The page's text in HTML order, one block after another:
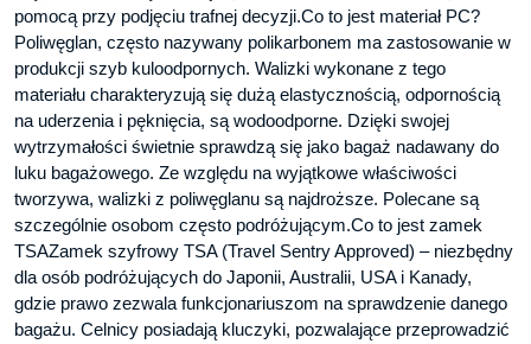
pomocą przy podjęciu trafnej decyzji.Co to jest materiał PC?
Poliwęglan, często nazywany polikarbonem ma zastosowanie w
produkcji szyb kuloodpornych. Walizki wykonane z tego
materiału charakteryzują się dużą elastycznością, odpornością
na uderzenia i pęknięcia, są wodoodporne. Dzięki swojej
wytrzymałości świetnie sprawdzą się jako bagaż nadawany do
luku bagażowego. Ze względu na wyjątkowe właściwości
tworzywa, walizki z poliwęglanu są najdroższe. Polecane są
szczególnie osobom często podróżującym.Co to jest zamek
TSAZamek szyfrowy TSA (Travel Sentry Approved) – niezbędny
dla osób podróżujących do Japonii, Australii, USA i Kanady,
gdzie prawo zezwala funkcjonariuszom na sprawdzenie danego
bagażu. Celnicy posiadają kluczyki, pozwalające przeprowadzić